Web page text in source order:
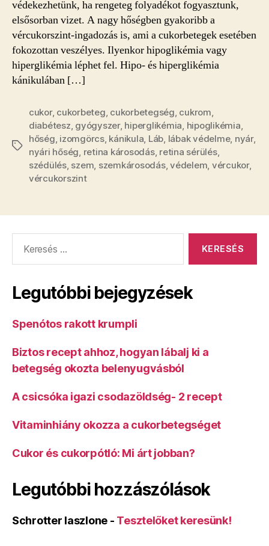
védekezhetünk, ha rengeteg folyadékot fogyasztunk,
elsősorban vizet. A nagy hőségben gyakoribb a
vércukorszint-ingadozás is, ami a cukorbetegek esetében
fokozottan veszélyes. Ilyenkor hipoglikémia vagy
hiperglikémia léphet fel. Hipo- és hiperglikémia
kánikulában […]
Címkék
cukor, cukorbeteg, cukorbetegség, cukrom,
diabétesz, gyógyszer, hiperglikémia, hipoglikémia,
hőség, izomgörcs, kánikula, Láb, lábak védelme, nyár,
nyári hőség, retina károsodás, retina sérülés,
szédülés, szem, szemkárosodás,védelem, vércukor,
vércukorszint
Legutóbbi bejegyzések
Spenótos rakott krumpli
Biztos recept ahhoz, hogyan lábalj ki a
betegség okozta belenyugvásból
A csicsóka igazi csodazöldség- 2 recept
Vitaminhiány okozza a cukorbetegséget
Cukor és cukorpótló: Mi árt jobban?
Legutóbbi hozzászólások
Schrotter laszlone - Tesztelőket keresünk!